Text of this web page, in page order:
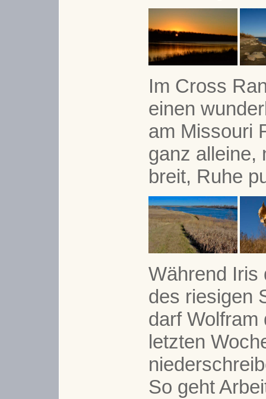
Im Cross
einen
am Missouri
ganz alleine,
breit, Ruhe
Während Iris
des riesigen
darf Wolfram
letzten
So geht